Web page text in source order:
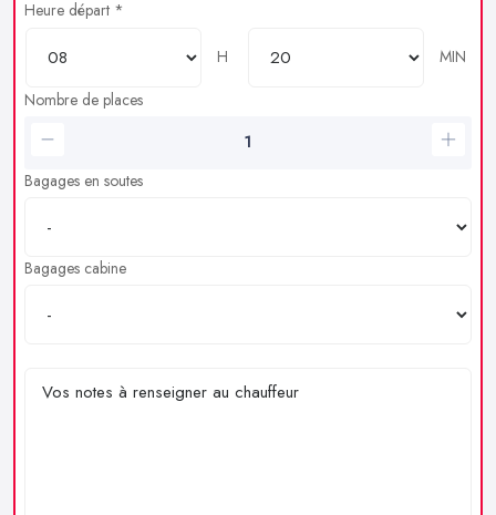
Heure départ *
H
MIN
Nombre de places
Bagages en soutes
Bagages cabine